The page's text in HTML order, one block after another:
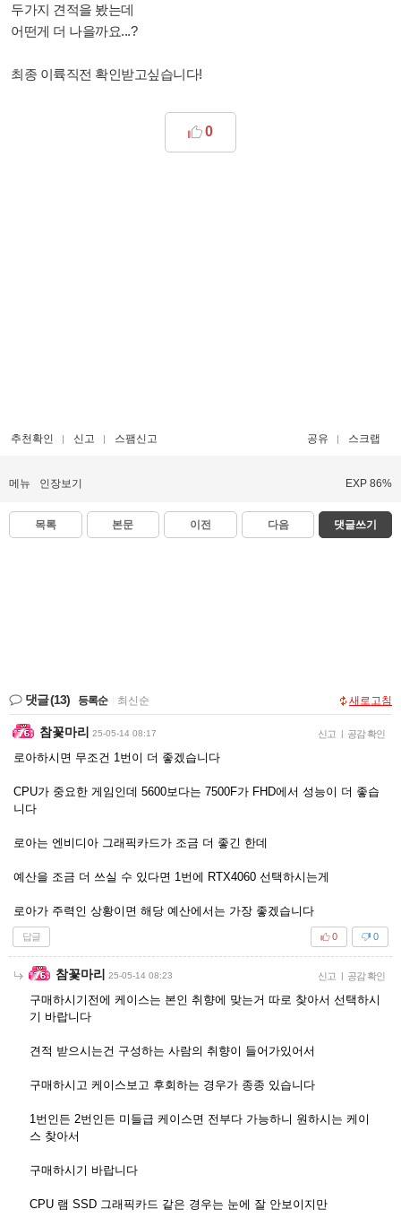
두가지 견적을 봤는데
어떤게 더 나을까요...?
최종 이륙직전 확인받고싶습니다!
0
추천확인 신고 스팸신고 공유 스크랩
메뉴 인장보기 EXP 86%
목록 본문 이전 다음 댓글쓰기
댓글(13) 등록순 최신순 새로고침
참꽃마리 25-05-14 08:17 신고 | 공감 확인
로아하시면 무조건 1번이 더 좋겠습니다
CPU가 중요한 게임인데 5600보다는 7500F가 FHD에서 성능이 더 좋습
니다
로아는 엔비디아 그래픽카드가 조금 더 좋긴 한데
예산을 조금 더 쓰실 수 있다면 1번에 RTX4060 선택하시는게
로아가 주력인 상황이면 해당 예산에서는 가장 좋겠습니다
답글 0
0
참꽃마리 25-05-14 08:23 신고 | 공감 확인
구매하시기전에 케이스는 본인 취향에 맞는거 따로 찾아서 선택하시
기 바랍니다
견적 받으시는건 구성하는 사람의 취향이 들어가있어서
구매하시고 케이스보고 후회하는 경우가 종종 있습니다
1번인든 2번인든 미들급 케이스면 전부다 가능하니 원하시는 케이
스 찾아서
구매하시기 바랍니다
CPU 램 SSD 그래픽카드 같은 경우는 눈에 잘 안보이지만